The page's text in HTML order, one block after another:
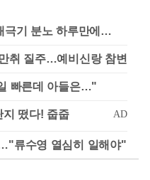
극기 분노 하루만에…
취 질주…예비신랑 참변
빠른데 아들은…"
류수영 열심히 일해야"